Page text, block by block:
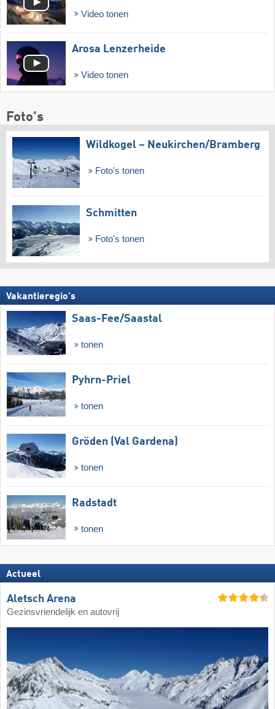
Video tonen
Arosa Lenzerheide
Video tonen
Foto's
Wildkogel – Neukirchen/​Bramberg
Foto's tonen
Schmitten
Foto's tonen
Vakantieregio's
Saas-Fee/​Saastal
tonen
Pyhrn-Priel
tonen
Gröden (Val Gardena)
tonen
Radstadt
tonen
Actueel
Aletsch Arena
Gezinsvriendelijk en autovrij